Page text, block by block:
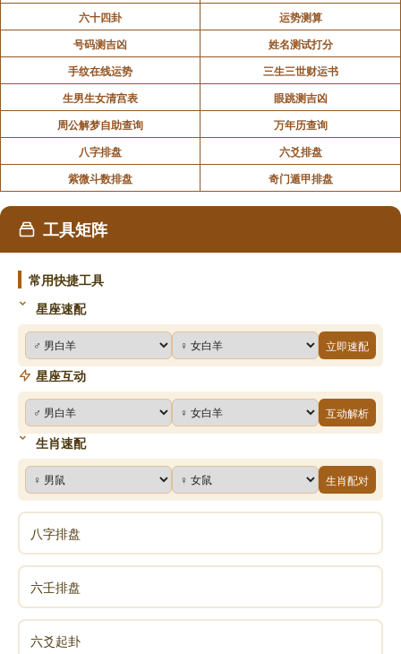
六十四卦
运势测算
号码测吉凶
姓名测试打分
手纹在线运势
三生三世财运书
生男生女清宫表
眼跳测吉凶
周公解梦自助查询
万年历查询
八字排盘
六爻排盘
紫微斗数排盘
奇门遁甲排盘
工具矩阵
常用快捷工具
星座速配
立即速配
星座互动
互动解析
生肖速配
生肖配对
八字排盘
六壬排盘
六爻起卦